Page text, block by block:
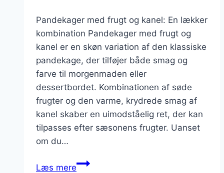
Pandekager med frugt og kanel: En lækker
kombination Pandekager med frugt og
kanel er en skøn variation af den klassiske
pandekage, der tilføjer både smag og
farve til morgenmaden eller
dessertbordet. Kombinationen af søde
frugter og den varme, krydrede smag af
kanel skaber en uimodståelig ret, der kan
tilpasses efter sæsonens frugter. Uanset
om du…
Læs merePandekager